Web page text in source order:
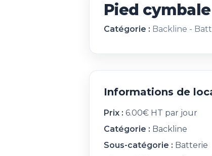
Pied
Catégorie : Backline -
Informations de
Prix : 6.00€ HT par jour
Catégorie : Backline
Sous-catégorie : Batterie